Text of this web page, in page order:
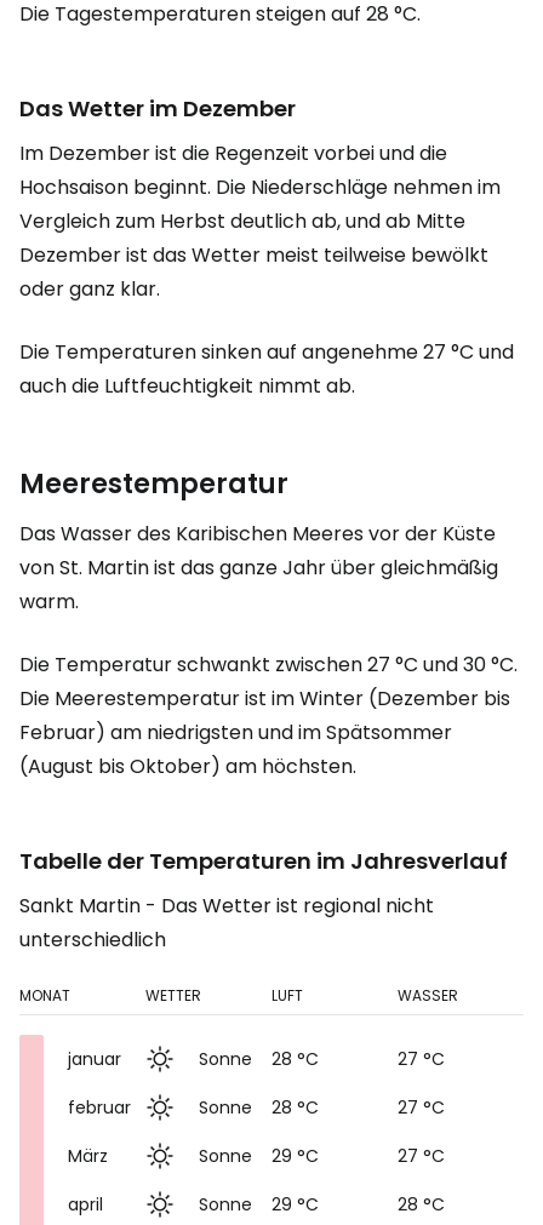
Die Tagestemperaturen steigen auf 28 °C.
Das Wetter im Dezember
Im Dezember ist die Regenzeit vorbei und die
Hochsaison beginnt. Die Niederschläge nehmen im
Vergleich zum Herbst deutlich ab, und ab Mitte
Dezember ist das Wetter meist teilweise bewölkt
oder ganz klar.
Die Temperaturen sinken auf angenehme 27 °C und
auch die Luftfeuchtigkeit nimmt ab.
Meerestemperatur
Das Wasser des Karibischen Meeres vor der Küste
von St. Martin ist das ganze Jahr über gleichmäßig
warm.
Die Temperatur schwankt zwischen 27 °C und 30 °C.
Die Meerestemperatur ist im Winter (Dezember bis
Februar) am niedrigsten und im Spätsommer
(August bis Oktober) am höchsten.
Tabelle der Temperaturen im Jahresverlauf
Sankt Martin - Das Wetter ist regional nicht
unterschiedlich
MONAT WETTER LUFT WASSER
januar Sonne 28 °C
27 °C
februar
Sonne 28 °C
27 °C
März
Sonne 29 °C
27 °C
april
Sonne 29 °C
28 °C